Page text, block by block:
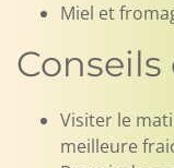
Miel et
Visiter le
meilleure